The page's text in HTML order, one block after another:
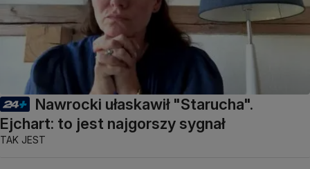
Nawrocki ułaskawił "Starucha".
Ejchart: to jest najgorszy sygnał
TAK JEST